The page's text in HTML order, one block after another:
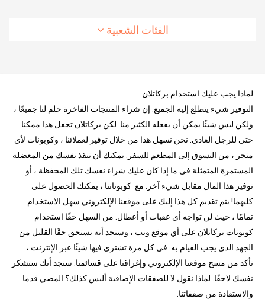
الفئات الشعبية
لماذا يجب عليك استخدام بركاتلان
التوفير شيء يتطلع إليه الجميع. إن شراء المنتجات الفاخرة حلم لنا جميعًا ،
ولكن ليس شيئًا يمكن أن يفعله الكثير منا. لكن بركاتلان تجعل هذا ممكنا
حتى للرجل العادي. نحن نسهل هذا من خلال توفير لعملائنا ، وكوبونات لأي
متجر ، من التسوق إلى المطعم للسفر. يمكنك أن تنقذ نفسك من المعضلة
المستمرة المتمثلة في ما إذا كان عليك شراء نفسك تلك المحفظة ، أو
توفير هذا المال مقابل شيء آخر. مع كوبوناتنا ، يمكنك الحصول على
كليهما! يتم تقديم كل هذا إليك على موقعنا الإلكتروني سهل الاستخدام
تمامًا ، حيث لن تواجه أي عقبات أو أعطال. من السهل حقًا استخدام
كوبونات بركاتلان على أي موقع ويب ، وستجد أنه يستحق حقًا القليل من
الجهد الذي يجب القيام به. في كل مرة تشتري فيها شيئًا عبر الإنترنت ،
تأكد من مسح موقعنا الإلكتروني وإغراقنا على قسائمنا. ستجد أنك ستشكر
نفسك لاحقًا. لماذا نقول لا للصفقات الإضافية أليس كذلك؟ المضي قدما
والاستفادة من صفقاتنا.